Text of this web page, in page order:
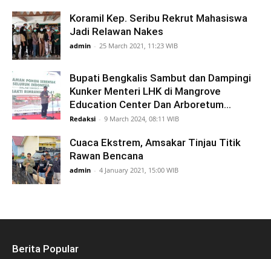
Koramil Kep. Seribu Rekrut Mahasiswa
Jadi Relawan Nakes
admin - 25 March 2021, 11:23 WIB
Bupati Bengkalis Sambut dan Dampingi
Kunker Menteri LHK di Mangrove
Education Center Dan Arboretum...
Redaksi - 9 March 2024, 08:11 WIB
Cuaca Ekstrem, Amsakar Tinjau Titik
Rawan Bencana
admin - 4 January 2021, 15:00 WIB
Berita Popular